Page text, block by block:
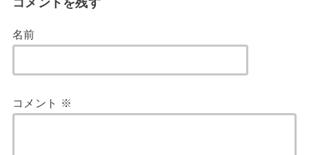
名前
コメント ※